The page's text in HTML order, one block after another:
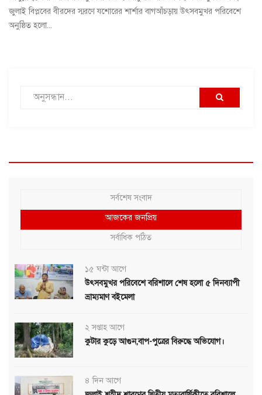
জুলাই বিপ্লবের বীরদের স্মরণে যশোরের শার্শার বাগআঁচড়ায় উৎসবমুখর পরিবেশে
অনুষ্ঠিত হলো...
সর্বশেষ সংবাদ
আজকের জনপ্রিয়
সর্বাধিক পঠিত
১৫ ঘন্টা আগে
উৎসবমুখর পরিবেশে বরিশালে শেষ হলো ৫ দিনব্যাপী
ভ্রাম্যমাণ বইমেলা
২ সপ্তাহ আগে
কুটার কুড়ে আগুন,বাপ-পুত্রের বিরুদ্ধে অভিযোগ।
৪ দিন আগে